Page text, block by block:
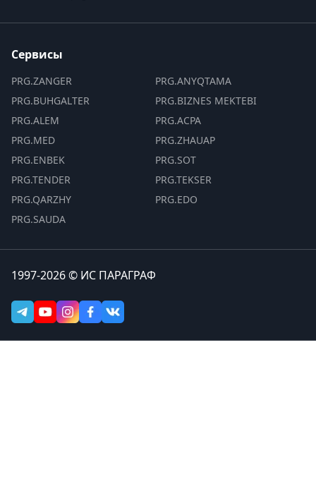
Сервисы
PRG.ZANGER
PRG.BUHGALTER
PRG.ALEM
PRG.MED
PRG.ENBEK
PRG.TENDER
PRG.QARZHY
PRG.SAUDA
PRG.ANYQTAMA
PRG.BIZNES MEKTEBI
PRG.ACPA
PRG.ZHAUAP
PRG.SOT
PRG.TEKSER
PRG.EDO
1997-2026 © ИС ПАРАГРАФ